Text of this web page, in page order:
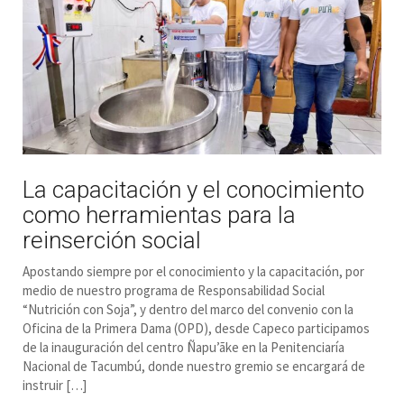
La capacitación y el conocimiento
como herramientas para la
reinserción social
Apostando siempre por el conocimiento y la capacitación, por
medio de nuestro programa de Responsabilidad Social
“Nutrición con Soja”, y dentro del marco del convenio con la
Oficina de la Primera Dama (OPD), desde Capeco participamos
de la inauguración del centro Ñapu’ãke en la Penitenciaría
Nacional de Tacumbú, donde nuestro gremio se encargará de
instruir […]